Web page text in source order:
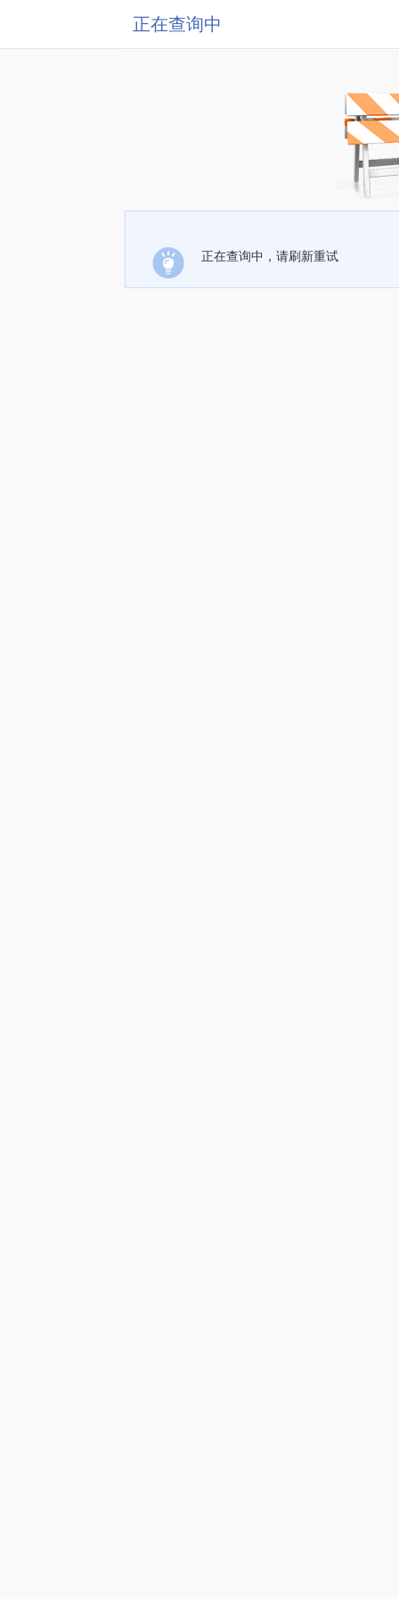
正在查询中
正在查询中，请刷新重试